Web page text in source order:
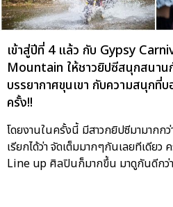
เข้าสู่ปีที่ 4 แล้ว กับ Gypsy
Mountain ให้ชาวยิปซีสนุกสนาน
บรรยากาศขุนเขา กับความสนุกที่
ครั้ง!!
โดยงานในครั้งนี้ มีสาวกยิปซีมามาก
เรียกได้ว่า จัดเต็มมากๆกันเลยทีเดีย
Line up ศิลปินก็มากขึ้น มาดูกันดีกว่า